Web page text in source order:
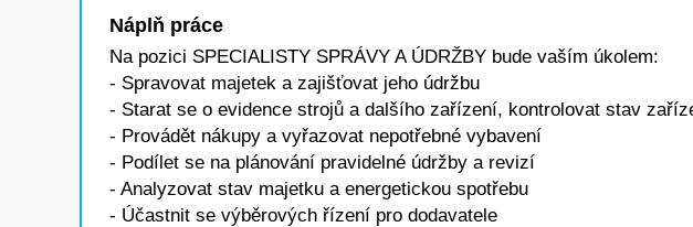
Náplň práce
Na pozici SPECIALISTY SPRÁVY A ÚDRŽBY bude vaším úkolem:
- Spravovat majetek a zajišťovat jeho údržbu
- Starat se o evidence strojů a dalšího zařízení, kontrolovat stav
- Provádět nákupy a vyřazovat nepotřebné vybavení
- Podílet se na plánování pravidelné údržby a revizí
- Analyzovat stav majetku a energetickou spotřebu
- Účastnit se výběrových řízení pro dodavatele